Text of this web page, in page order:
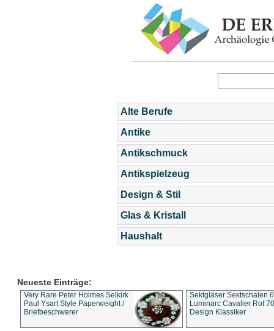
Alte Berufe
Antike
Antikschmuck
Antikspielzeug
Design & Stil
Glas & Kristall
Haushalt
Neueste Einträge:
Very Rare Peter Holmes Selkirk
Paul Ysart Style Paperweight /
Briefbeschwerer
Sektgläser Sektschalen
Luminarc Cavalier Rot
Design Klassiker